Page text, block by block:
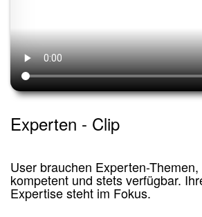
Spenden & Verschenken
Experten - Clip
User brauchen Experten-
kompetent und stets verfügbar.
Expertise steht im Fokus.